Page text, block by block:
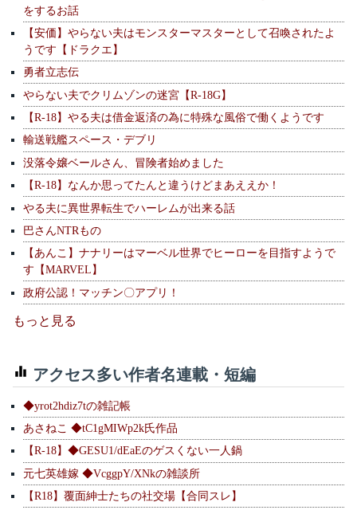
をするお話
【安価】やらない夫はモンスターマスターとして召喚されたよ
うです【ドラクエ】
勇者立志伝
やらない夫でクリムゾンの迷宮【R-18G】
【R-18】やる夫は借金返済の為に特殊な風俗で働くようです
輸送戦艦スペース・デブリ
没落令嬢ベールさん、冒険者始めました
【R-18】なんか思ってたんと違うけどまあええか！
やる夫に異世界転生でハーレムが出来る話
巴さんNTRもの
【あんこ】ナナリーはマーベル世界でヒーローを目指すようで
す【MARVEL】
政府公認！マッチン〇アプリ！
もっと見る
アクセス多い作者名連載・短編
◆yrot2hdiz7tの雑記帳
あさねこ ◆tC1gMIWp2k氏作品
【R-18】◆GESU1/dEaEのゲスくない一人鍋
元七英雄嫁 ◆VcggpY/XNkの雑談所
【R18】覆面紳士たちの社交場【合同スレ】